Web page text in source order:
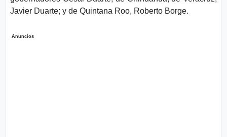
Javier Duarte; y de Quintana Roo, Roberto Borge.
Anuncios